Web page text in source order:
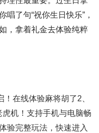
了句“祝你生日快乐”，
，拿着礼金去体验纯粹
在线体验麻将胡了2、
机！支持手机与电脑畅
验完整玩法，快速进入